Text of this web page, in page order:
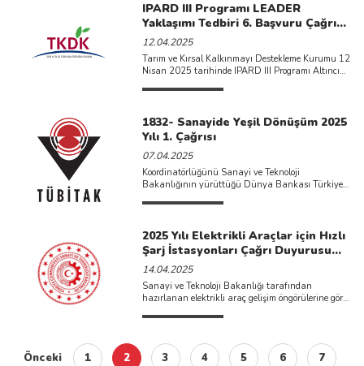
IPARD III Programı LEADER
Yaklaşımı Tedbiri 6. Başvuru Çağrı
İlanı Yayımlanmıştır
12.04.2025
Tarım ve Kırsal Kalkınmayı Destekleme Kurumu 12
Nisan 2025 tarihinde IPARD III Programı Altıncı
1832- Sanayide Yeşil Dönüşüm 2025
Yılı 1. Çağrısı
07.04.2025
Koordinatörlüğünü Sanayi ve Teknoloji
Bakanlığının yürüttüğü Dünya Bankası Türkiye
2025 Yılı Elektrikli Araçlar için Hızlı
Şarj İstasyonları Çağrı Duyurusu
Yayımlanmıştır.
14.04.2025
Sanayi ve Teknoloji Bakanlığı tarafından
hazırlanan elektrikli araç gelişim öngörülerine göre
Önceki 1 2 3 4 5 6 7